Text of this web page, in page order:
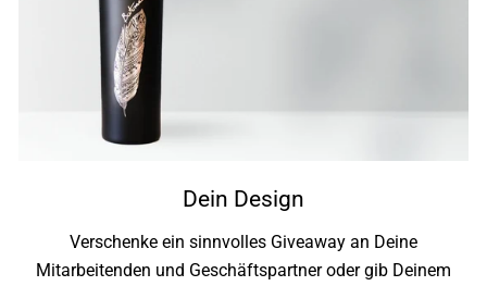
Dein Design
Verschenke ein sinnvolles Giveaway an Deine
Mitarbeitenden und Geschäftspartner oder gib Deinem